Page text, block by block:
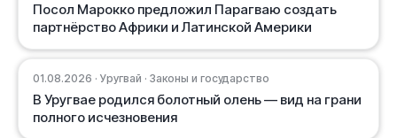
Посол Марокко предложил Парагваю создать
партнёрство Африки и Латинской Америки
01.08.2026 · Уругвай · Законы и государство
В Уругвае родился болотный олень — вид на грани
полного исчезновения